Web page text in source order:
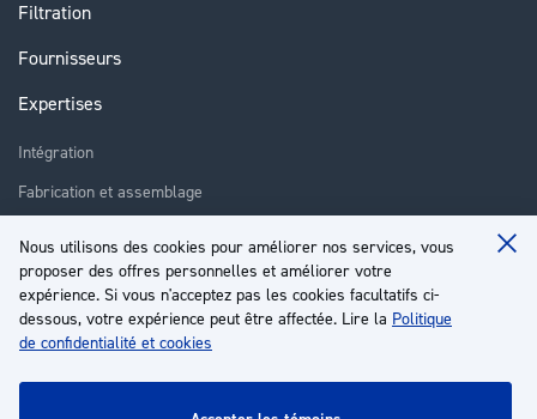
Nous utilisons des cookies pour améliorer nos services, vous
proposer des offres personnelles et améliorer votre
expérience. Si vous n'acceptez pas les cookies facultatifs ci-
dessous, votre expérience peut être affectée. Lire la Politique
de confidentialité et cookies
Filtration
Fournisseurs
Expertises
Intégration
Fabrication et assemblage
Réparation
Formation
À propos
Service client